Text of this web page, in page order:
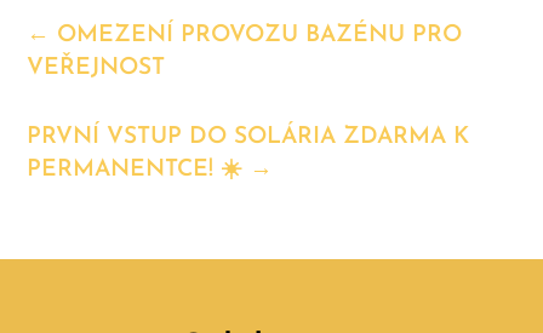
← OMEZENÍ PROVOZU BAZÉNU PRO
VEŘEJNOST
PRVNÍ VSTUP DO SOLÁRIA ZDARMA K
PERMANENTCE! ☀️ →